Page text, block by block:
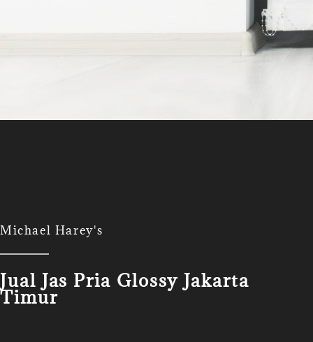
Michael Harey's
Jual Jas Pria Glossy Jakarta
Timur